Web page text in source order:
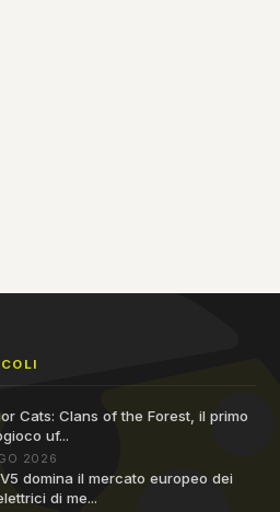
Cats: Clans of the Forest, il primo
uf...
2026
domina il mercato europeo dei
di me...